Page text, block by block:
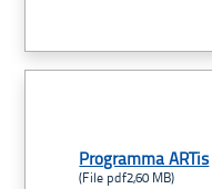
Programma ARTis
(File pdf2,60 MB)